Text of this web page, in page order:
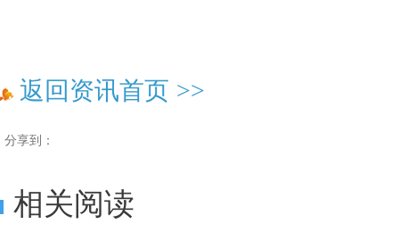
返回资讯首页 >>
分享到：
相关阅读